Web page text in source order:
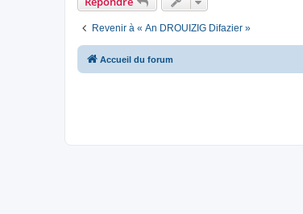
Revenir à « An DROUIZIG Difazier »
Accueil du forum